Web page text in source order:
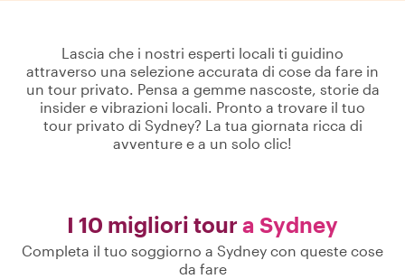
Lascia che i nostri esperti locali ti guidino
attraverso una selezione accurata di cose da fare in
un tour privato. Pensa a gemme nascoste, storie da
insider e vibrazioni locali. Pronto a trovare il tuo
tour privato di Sydney? La tua giornata ricca di
avventure e a un solo clic!
I 10 migliori tour a Sydney
Completa il tuo soggiorno a Sydney con queste cose
da fare